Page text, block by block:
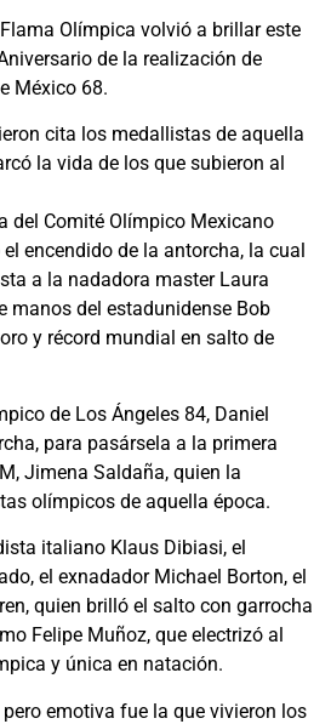
Olímpica volvió a brillar este
de la realización de
México 68.
cita los medallistas de aquella
la vida de los que subieron al
del Comité Olímpico Mexicano
encendido de la antorcha, la cual
a la nadadora master Laura
manos del estadunidense Bob
y récord mundial en salto de
de Los Ángeles 84, Daniel
para pasársela a la primera
Jimena Saldaña, quien la
olímpicos de aquella época.
italiano Klaus Dibiasi, el
el exnadador Michael Borton, el
quien brilló el salto con garrocha
Felipe Muñoz, que electrizó al
y única en natación.
emotiva fue la que vivieron los